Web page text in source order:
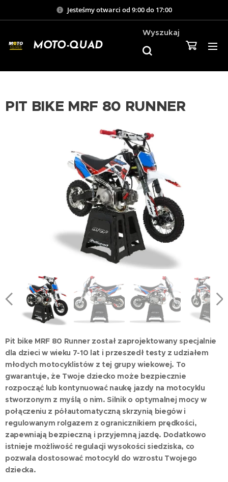
Jesteśmy otwarci od 9:00 do 17:00
MOTO-QUAD
Wyszukaj
PIT BIKE MRF 80 RUNNER
Pit bike MRF 80 Runner został zaprojektowany specjalnie
dla dzieci w wieku 7-10 lat i przeszedł testy z udziałem
młodych motocyklistów z tej grupy wiekowej. To
gwarantuje, że Twoje dziecko może bezpiecznie
rozpocząć lub kontynuować naukę jazdy na motocyklu
stworzonym z myślą o nim. Silnik o optymalnej mocy w
połączeniu z półautomatyczną skrzynią biegów i
regulowanym rolgazem z ogranicznikiem prędkości,
zapewniają bezpieczną i przyjemną jazdę. Dodatkowo
istnieje możliwość regulacji wysokości siedziska, co
pozwala dostosować motocykl do wzrostu Twojego
dziecka.